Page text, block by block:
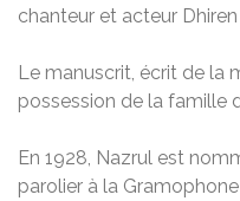
chanteur et acteur Dhiren
Le manuscrit, écrit de la
possession de la famille
En 1928, Nazrul est
parolier à la